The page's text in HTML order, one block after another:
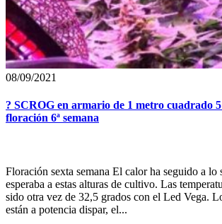
08/09/2021
? SCROG en armario de 1 metro cuadrado
floración 6ª semana
Floración sexta semana El calor ha seguido a lo
esperaba a estas alturas de cultivo. Las
sido otra vez de 32,5 grados con el Led Vega.
están a potencia dispar, el...